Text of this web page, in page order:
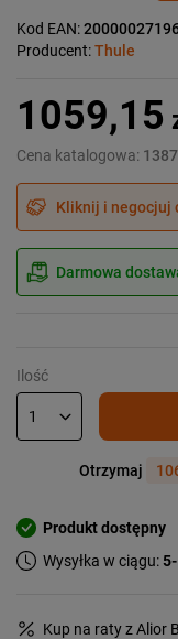
Kod EAN:
Producent:Thule
1059,15
Cena katalogowa:
Kliknij i negocjuj
Darmowa
Ilość
Otrzymaj
Produkt dostępny
Wysyłka w ciągu:
Kup na raty z Alior